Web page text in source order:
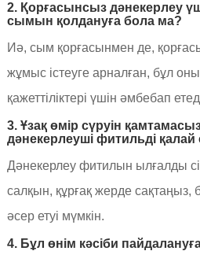
2. Қорғасынсыз дәнекерлеу
сымын қолдануға бола ма?
Иә, сым қорғасынмен де,
жұмыс істеуге арналған, бұл
қажеттіліктері үшін әмбебап
3. Ұзақ өмір сүруін
дәнекерлеуші ​​фитильді
Дәнекерлеу фитилын ылғалды
салқын, құрғақ жерде
әсер етуі мүмкін.
4. Бұл өнім кәсіби